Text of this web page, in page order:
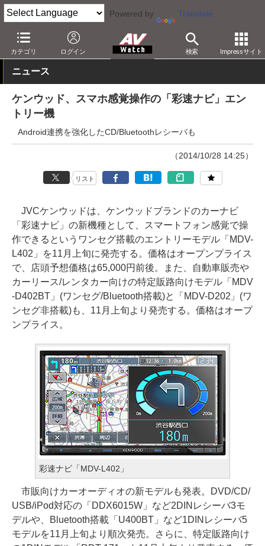
Powered by Translate
カテゴリ ログイン 検索 Impressサイト
AV Watch 製品 カーナビ/オーディオ
ニュース
ケンウッド、スマホ感覚操作の「彩速ナビ」エン
トリー機
Android連携を強化したCD/Bluetoothレシーバも
（2014/10/28 14:25）
リスト
JVCケンウッドは、ケンウッドブランドのカーナビ
「彩速ナビ」の新機種として、スマートフォン感覚で操
作できるというワンセグ搭載のエントリーモデル「MDV-
L402」を11月上旬に発売する。価格はオープンプライス
で、店頭予想価格は65,000円前後。また、自動車販売や
カーリース/レンタカー向けの特定販路向けモデル「MDV
-D402BT」(ワンセグ/Bluetooth搭載)と「MDV-D202」(ワ
ンセグ非搭載)も、11月上旬より発売する。価格はオープ
ンプライス。
彩速ナビ「MDV-L402」
市販向けカーオーディオの新モデルも発表。DVD/CD/
USB/iPod対応の「DDX6015W」など2DINレシーバ3モ
デルや、Bluetooth搭載「U400BT」など1DINレシーバ5
モデルを11月上旬より順次発売。さらに、特定販路向け